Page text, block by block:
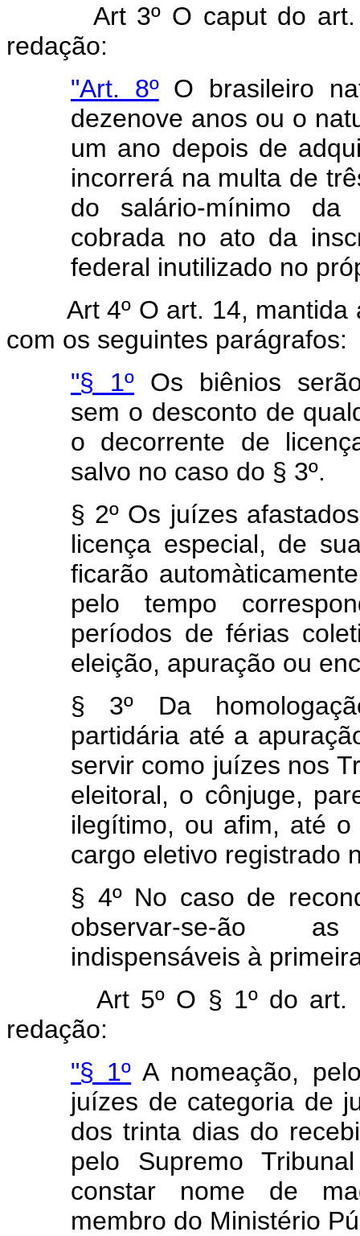
Art 3º O caput do
redação:
"Art. 8ºO brasileiro
dezenove anos ou o
um ano depois de
incorrerá na multa de
do salário-mínimo
cobrada no ato da
federal inutilizado no
Art 4º O art. 14,
com os seguintes parágrafos:
"§ 1º Os biênios
sem o desconto de
o decorrente de
salvo no caso do § 3º.
§ 2º Os juízes
licença especial, de
ficarão
pelo tempo
períodos de férias
eleição, apuração ou
§ 3º Da
partidária até a
servir como juízes nos
eleitoral, o cônjuge,
ilegítimo, ou afim, até
cargo eletivo registrado
§ 4º No caso de
observar-se-ão
indispensáveis à
Art 5º O § 1º do art.
redação:
"§ 1º A nomeação,
juízes de categoria de
dos trinta dias do
pelo Supremo
constar nome de
membro do Ministério